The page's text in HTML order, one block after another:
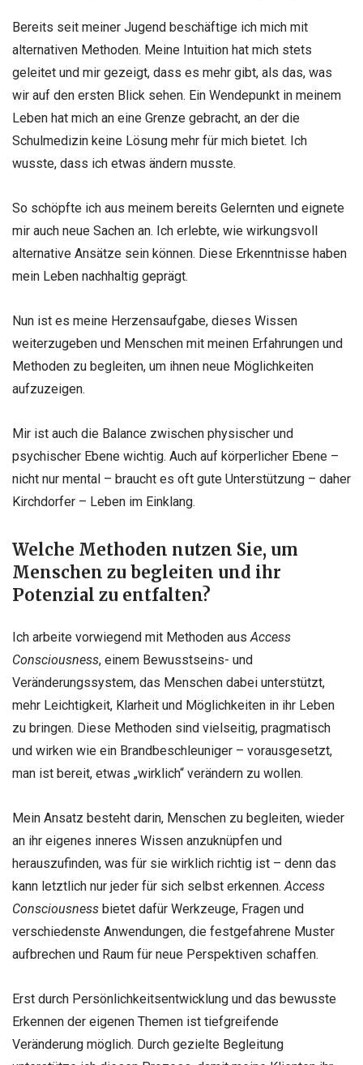
Bereits seit meiner Jugend beschäftige ich mich mit
alternativen Methoden. Meine Intuition hat mich stets
geleitet und mir gezeigt, dass es mehr gibt, als das, was
wir auf den ersten Blick sehen. Ein Wendepunkt in meinem
Leben hat mich an eine Grenze gebracht, an der die
Schulmedizin keine Lösung mehr für mich bietet. Ich
wusste, dass ich etwas ändern musste.
So schöpfte ich aus meinem bereits Gelernten und eignete
mir auch neue Sachen an. Ich erlebte, wie wirkungsvoll
alternative Ansätze sein können. Diese Erkenntnisse haben
mein Leben nachhaltig geprägt.
Nun ist es meine Herzensaufgabe, dieses Wissen
weiterzugeben und Menschen mit meinen Erfahrungen und
Methoden zu begleiten, um ihnen neue Möglichkeiten
aufzuzeigen.
Mir ist auch die Balance zwischen physischer und
psychischer Ebene wichtig. Auch auf körperlicher Ebene –
nicht nur mental – braucht es oft gute Unterstützung – daher
Kirchdorfer – Leben im Einklang.
Welche Methoden nutzen Sie, um
Menschen zu begleiten und ihr
Potenzial zu entfalten?
Ich arbeite vorwiegend mit Methoden aus Access
Consciousness, einem Bewusstseins- und
Veränderungssystem, das Menschen dabei unterstützt,
mehr Leichtigkeit, Klarheit und Möglichkeiten in ihr Leben
zu bringen. Diese Methoden sind vielseitig, pragmatisch
und wirken wie ein Brandbeschleuniger – vorausgesetzt,
man ist bereit, etwas „wirklich“ verändern zu wollen.
Mein Ansatz besteht darin, Menschen zu begleiten, wieder
an ihr eigenes inneres Wissen anzuknüpfen und
herauszufinden, was für sie wirklich richtig ist – denn das
kann letztlich nur jeder für sich selbst erkennen. Access
Consciousness bietet dafür Werkzeuge, Fragen und
verschiedenste Anwendungen, die festgefahrene Muster
aufbrechen und Raum für neue Perspektiven schaffen.
Erst durch Persönlichkeitsentwicklung und das bewusste
Erkennen der eigenen Themen ist tiefgreifende
Veränderung möglich. Durch gezielte Begleitung